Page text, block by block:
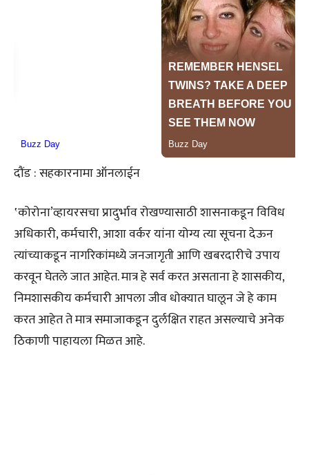
दौंड : सहकारनामा ऑनलाईन
‛कोरोना’व्हायरसचा प्रादुर्भाव रोखण्यासाठी शासनाकडून विविध
अधिकारी, कर्मचारी, आशा वर्कर यांना योग्य त्या सूचना देऊन
त्यांच्याकडून नागरिकांमध्ये जनजागृती आणि खबरदारीचे उपाय
करवून घेतले जात आहेत. मात्र हे सर्व करत असताना हे शासकीय,
निमशासकीय कर्मचारी आपला जीव धोक्यात घालून जे हे काम
करत आहेत ते मात्र समाजाकडून दुर्लक्षित राहत असल्याचे अनेक
ठिकाणी पाहायला मिळत आहे.